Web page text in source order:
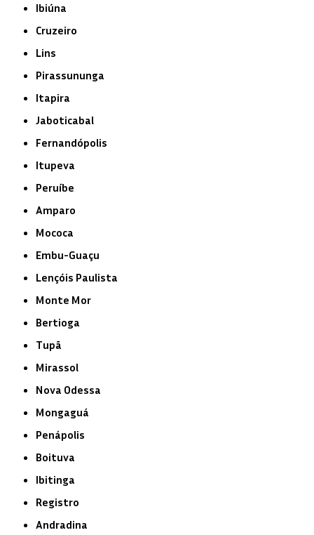
Ibiúna
Cruzeiro
Lins
Pirassununga
Itapira
Jaboticabal
Fernandópolis
Itupeva
Peruíbe
Amparo
Mococa
Embu-Guaçu
Lençóis Paulista
Monte Mor
Bertioga
Tupã
Mirassol
Nova Odessa
Mongaguá
Penápolis
Boituva
Ibitinga
Registro
Andradina